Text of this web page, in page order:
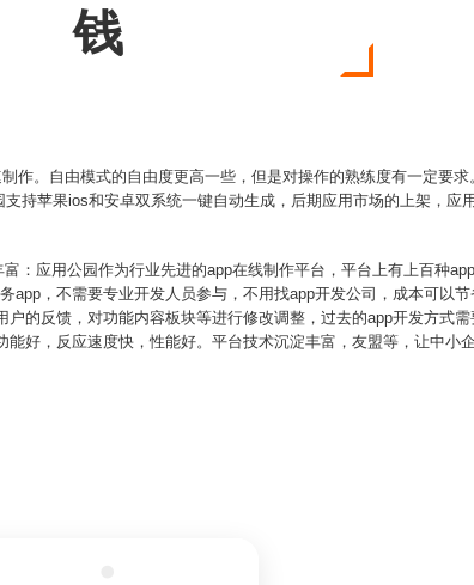
钱
作。自由模式的自由度更高一些，但是对操作的熟练度有一定要求
持苹果ios和安卓双系统一键自动生成，后期应用市场的上架，应
：应用公园作为行业先进的app在线制作平台，平台上有上百种
app，不需要专业开发人员参与，不用找app开发公司，成本可以
的反馈，对功能内容板块等进行修改调整，过去的app开发方式
好，反应速度快，性能好。平台技术沉淀丰富，友盟等，让中小